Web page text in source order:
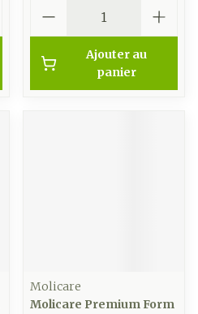
Ajouter au
panier
Molicare
Molicare Premium Form